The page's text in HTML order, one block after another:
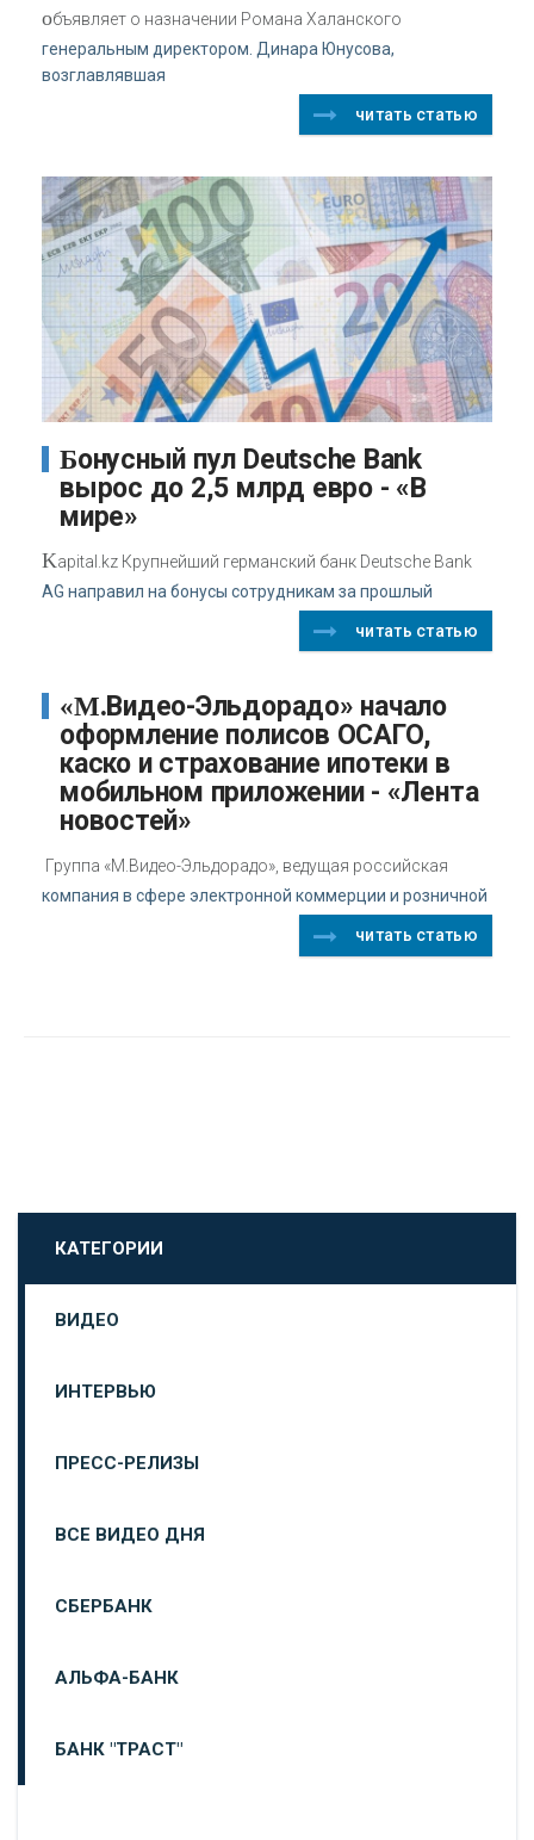
объявляет о назначении Романа Халанского
генеральным директором. Динара Юнусова,
возглавлявшая
читать статью
Бонусный пул Deutsche Bank
вырос до 2,5 млрд евро - «В
мире»
Kapital.kz Крупнейший германский банк Deutsche Bank
AG направил на бонусы сотрудникам за прошлый
читать статью
«М.Видео-Эльдорадо» начало
оформление полисов ОСАГО,
каско и страхование ипотеки в
мобильном приложении - «Лента
новостей»
Группа «М.Видео-Эльдорадо», ведущая российская
компания в сфере электронной коммерции и розничной
читать статью
КАТЕГОРИИ
ВИДЕО
ИНТЕРВЬЮ
ПРЕСС-РЕЛИЗЫ
ВСЕ ВИДЕО ДНЯ
СБЕРБАНК
АЛЬФА-БАНК
БАНК "ТРАСТ"